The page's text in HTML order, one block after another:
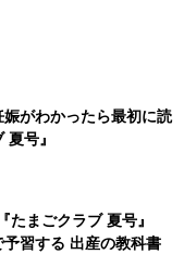
がわかったら最初に読
号』
たまごクラブ 夏号』
予習する 出産の教科書